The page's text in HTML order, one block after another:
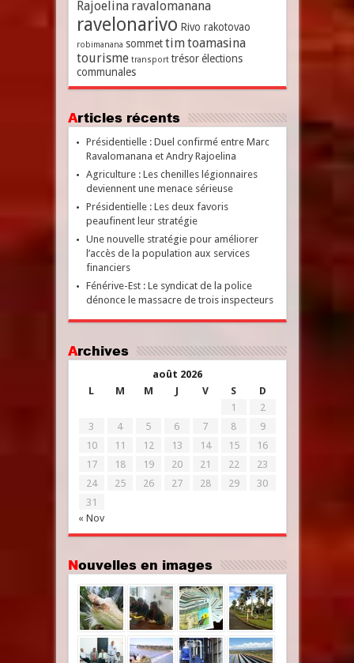
Rajoelina ravalomanana
ravelonarivo Rivo rakotovao
robimanana sommet timtoamasina
tourisme transport trésor élections
communales
Articles récents
Présidentielle : Duel confirmé entre Marc
Ravalomanana et Andry Rajoelina
Agriculture : Les chenilles légionnaires
deviennent une menace sérieuse
Présidentielle : Les deux favoris
peaufinent leur stratégie
Une nouvelle stratégie pour améliorer
l’accès de la population aux services
financiers
Fénérive-Est : Le syndicat de la police
dénonce le massacre de trois inspecteurs
Archives
août 2026
L
M M J V S D
« Nov
1
2
3
4 5 6 7 8
9
10
11 12 13 14 15
16
17
18 19 20 21 22
23
24
25 26 27 28 29
30
31
Nouvelles en images